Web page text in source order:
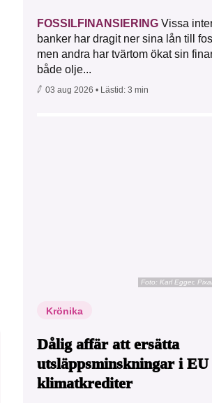
FOSSILFINANSIERING Vissa
banker har dragit ner sina lån till
men andra har tvärtom ökat sin
både olje...
03 aug 2026 • Lästid: 3 min
Foto: Karl Egger,
Krönika
Dålig affär att ersätta
utsläppsminskningar i EU
klimatkrediter